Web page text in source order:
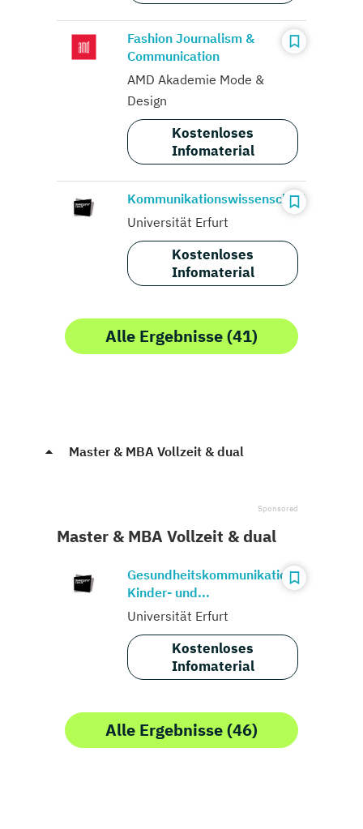
Fashion Journalism &
Communication
AMD Akademie Mode &
Design
Kostenloses
Infomaterial
Kommunikationswissenschaft
Universität Erfurt
Kostenloses
Infomaterial
Alle Ergebnisse (41)
Master & MBA Vollzeit & dual
Master & MBA Vollzeit & dual
Gesundheitskommunikation,
Kinder- und...
Universität Erfurt
Kostenloses
Infomaterial
Alle Ergebnisse (46)